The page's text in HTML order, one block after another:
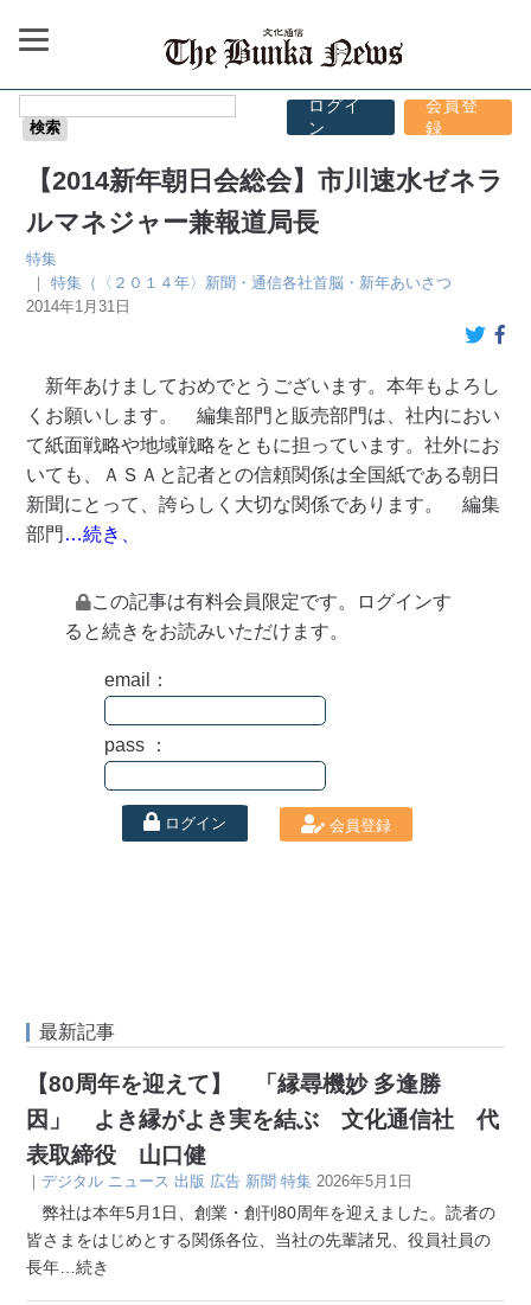
ログイ
ン
会員登
録
【2014新年朝日会総会】市川速水ゼネラ
ルマネジャー兼報道局長
特集
｜特集（〈２０１４年〉新聞・通信各社首脳・新年あいさつ
2014年1月31日
新年あけましておめでとうございます。本年もよろし
くお願いします。 編集部門と販売部門は、社内におい
て紙面戦略や地域戦略をともに担っています。社外にお
いても、ＡＳＡと記者との信頼関係は全国紙である朝日
新聞にとって、誇らしく大切な関係であります。 編集
部門 …続き、
この記事は有料会員限定です。ログインす
ると続きをお読みいただけます。
email：
pass ：
ログイン 会員登録
最新記事
【80周年を迎えて】 「縁尋機妙 多逢勝
因」 よき縁がよき実を結ぶ 文化通信社 代
表取締役 山口健
｜デジタル ニュース 出版 広告 新聞 特集 2026年5月1日
弊社は本年5月1日、創業・創刊80周年を迎えました。読者の
皆さまをはじめとする関係各位、当社の先輩諸兄、役員社員の
長年 …続き